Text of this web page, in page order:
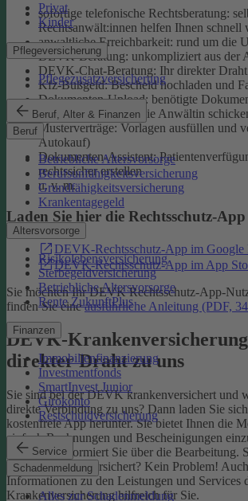
Privat
Kinder
Pflegeversicherung
Pflegezusatzversicherung
Beruf, Alter & Finanzen
Beruf
Betriebliche Altersvorsorge
Berufsunfähigkeitsversicherung
Grundfähigkeitsversicherung
Krankentagegeld
Altersvorsorge
Risikolebensversicherung
Sterbegeldversicherung
Betriebliche Altersvorsorge
Rente ZukunftPlus
Finanzen
Immobilienfinanzierung
Investmentfonds
SmartInvest Junior
Girokonto
Restschuldversicherung
Service
Schadenmeldung
Alles zur Schadenmeldung
sofortige telefonische Rechtsberatung:
Rechtsanwält:innen helfen Ihnen schnell
anwaltliche Erreichbarkeit: rund um die
DEVK-Beratung: unkompliziert aus der
DEVK-Chat-Beratung: Ihr direkter
Kfz-Bußgeld: Bescheid hochladen und
Dokumenten-Upload: benötigte
an den Anwalt oder die Anwältin
Musterverträge: Vorlagen ausfüllen und
Autokauf)
Dokumenten-Assistent:
rechtssicher erstellen
u. v. m.
Laden Sie hier die Rechtsschutz-
DEVK-Rechtsschutz-App im Google
DEVK-Rechtsschutz-App im App
Sie möchten Ihr DEVK Rechtsschutz-App-
finden Sie eineausführliche Anleitung (PDF,
DEVK-
direkter Draht zu uns
Sie sind bei der DEVK krankenversichert und
direkte Verbindung zu uns? Dann laden Sie
kostenfreie App herunter. Sie bietet Ihnen die
einfach Rechnungen und Bescheinigungen
Nachricht informiert Sie über die Bearbeitung.
DEVK krankenversichert? Kein Problem!
Informationen zu den Leistungen und Services
Krankenversicherung hilfreich für Sie.